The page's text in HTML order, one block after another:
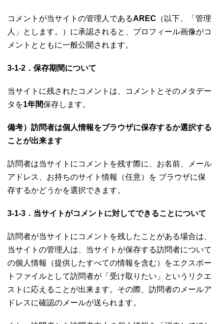
コメントが当サイトの管理人であるAREC （以下、「管理
人」とします。）に承認されると、プロフィール画像がコ
メントとともに一般公開されます。
3-1-2．保存期間について
当サイトに残されたコメントは、コメントとそのメタデー
タを1年間保存します。
備考）訪問者は個人情報をブラウザに保存するか選択する
ことが出来ます
訪問者は当サイトにコメントを残す際に、お名前、メール
アドレス、お持ちのサイト情報（任意）を ブラウザに保
存するかどうかを選択できます。
3-1-3．当サイトがコメントに対してできることについて
訪問者が当サイトにコメントを残したことがある場合は、
当サイトの管理人は、当サイトが保存する訪問者について
の個人情報（提供したすべての情報を含む）をエクスポー
トファイルとして訪問者が「受け取りたい」というリクエ
ストに応えることが出来ます。その際、訪問者のメールア
ドレスに確認のメールが送られます。